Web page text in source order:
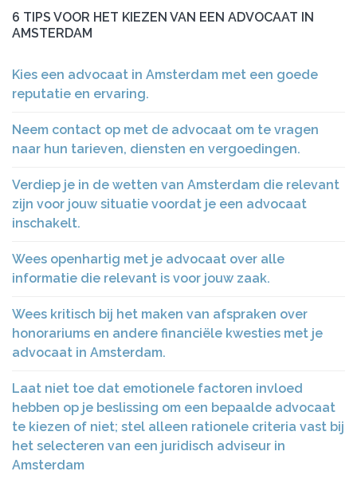
6 TIPS VOOR HET KIEZEN VAN EEN ADVOCAAT IN
AMSTERDAM
Kies een advocaat in Amsterdam met een goede
reputatie en ervaring.
Neem contact op met de advocaat om te vragen
naar hun tarieven, diensten en vergoedingen.
Verdiep je in de wetten van Amsterdam die relevant
zijn voor jouw situatie voordat je een advocaat
inschakelt.
Wees openhartig met je advocaat over alle
informatie die relevant is voor jouw zaak.
Wees kritisch bij het maken van afspraken over
honorariums en andere financiële kwesties met je
advocaat in Amsterdam.
Laat niet toe dat emotionele factoren invloed
hebben op je beslissing om een bepaalde advocaat
te kiezen of niet; stel alleen rationele criteria vast bij
het selecteren van een juridisch adviseur in
Amsterdam